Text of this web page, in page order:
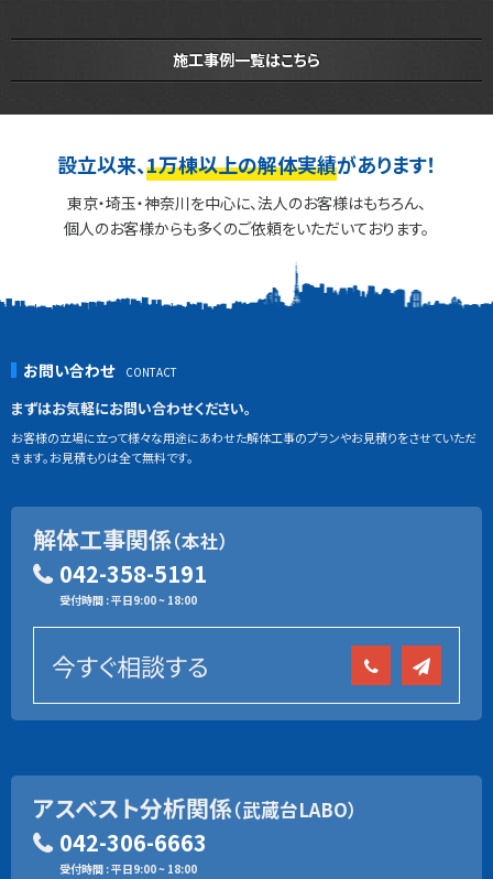
施工事例一覧はこちら
設立以来、1万棟以上の解体実績があります！
東京・埼玉・神奈川を中心に、法人のお客様はもちろん、
個人のお客様からも多くのご依頼をいただいております。
お問い合わせ
まずはお気軽にお問い合わせください。
お客様の立場に立って様々な用途にあわせた解体工事のプランやお見積りをさせていただ
きます。お見積もりは全て無料です。
解体工事関係（本社）
042-358-5191
受付時間 : 平日9:00 ~ 18:00
今すぐ相談する
アスベスト分析関係（武蔵台LABO）
042-306-6663
受付時間 : 平日9:00 ~ 18:00